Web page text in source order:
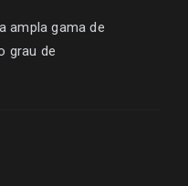
ampla gama de
grau de